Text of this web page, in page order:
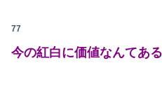
77
今の紅白に価値なんてあ